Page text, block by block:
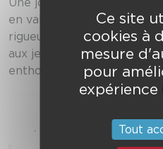
en valeurs communes
rigueur et le dépassement
aux jeunes des Fénix
enthousiasme !
Ce site
cookies à
mesure
pour
Tout